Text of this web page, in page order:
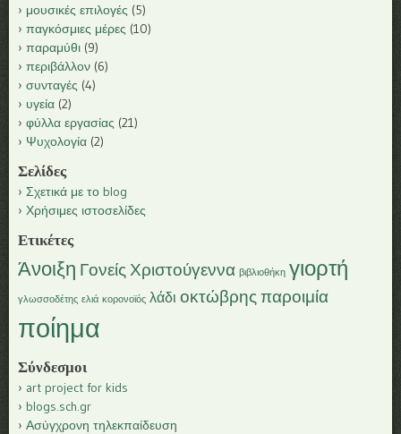
μουσικές επιλογές (5)
παγκόσμιες μέρες (10)
παραμύθι (9)
περιβάλλον (6)
συνταγές (4)
υγεία (2)
φύλλα εργασίας (21)
Ψυχολογία (2)
Σελίδες
Σχετικά με το blog
Χρήσιμες ιστοσελίδες
Ετικέτες
Άνοιξη Γονείς Χριστούγεννα βιβλιοθήκη γιορτή
γλωσσοδέτης ελιά κορονοϊός λάδι οκτώβρης παροιμία
ποίημα
Σύνδεσμοι
art project for kids
blogs.sch.gr
Ασύγχρονη τηλεκπαίδευση